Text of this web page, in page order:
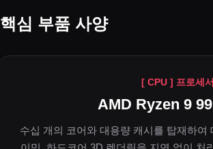
핵심 부품 사양
[ CPU ] 프로세
AMD Ryzen 9
수십 개의 코어와 대용량 캐시를 탑재하여